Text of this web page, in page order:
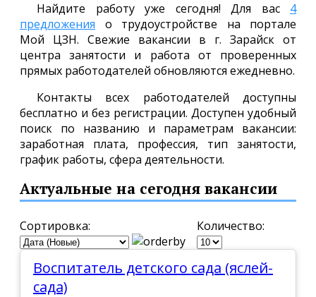
Найдите работу уже сегодня! Для вас 4
предложения о трудоустройстве на портале
Мой ЦЗН. Свежие вакансии в г. Зарайск от
центра занятости и работа от проверенных
прямых работодателей обновляются ежедневно.
Контакты всех работодателей доступны
бесплатно и без регистрации. Доступен удобный
поиск по названию и параметрам вакансии:
заработная плата, профессия, тип занятости,
график работы, сфера деятельности.
Актуальные на сегодня вакансии
Сортировка: Количество:
Воспитатель детского сада (яслей-
сада)